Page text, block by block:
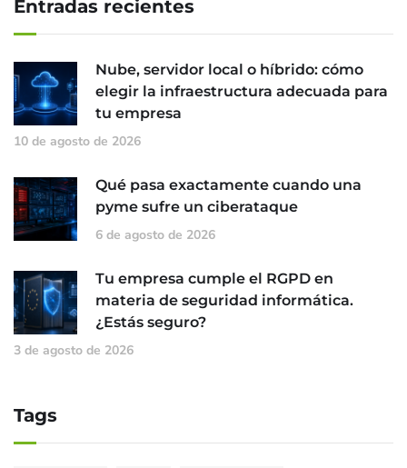
Entradas recientes
Nube, servidor local o híbrido: cómo
elegir la infraestructura adecuada para
tu empresa
10 de agosto de 2026
Qué pasa exactamente cuando una
pyme sufre un ciberataque
6 de agosto de 2026
Tu empresa cumple el RGPD en
materia de seguridad informática.
¿Estás seguro?
3 de agosto de 2026
Tags